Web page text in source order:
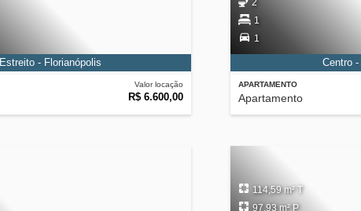
Valor locação
R$ 6.600,00
Estreito - Florianópolis
APARTAMENTO
Apartamento
2
1
1
Centro
114,59 m² T
97,93 m² P